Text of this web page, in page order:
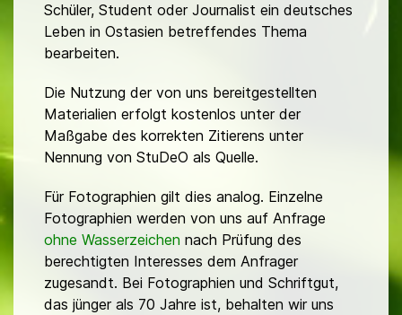
Schüler, Student oder Journalist ein deutsches
Leben in Ostasien betreffendes Thema
bearbeiten.
Die Nutzung der von uns bereitgestellten
Materialien erfolgt kostenlos unter der
Maßgabe des korrekten Zitierens unter
Nennung von StuDeO als Quelle.
Für Fotographien gilt dies analog. Einzelne
Fotographien werden von uns auf Anfrage
ohne Wasserzeichen nach Prüfung des
berechtigten Interesses dem Anfrager
zugesandt. Bei Fotographien und Schriftgut,
das jünger als 70 Jahre ist, behalten wir uns